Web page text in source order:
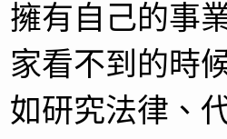
擁有自己的事
家看不到的時
如研究法律、